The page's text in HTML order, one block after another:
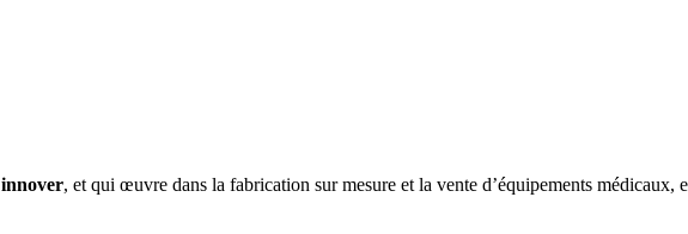
innover, et qui œuvre dans la fabrication sur mesure et la vente d’équipements médicaux,